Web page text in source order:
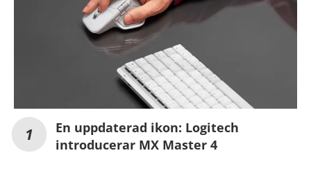
En uppdaterad ikon: Logitech
introducerar MX Master 4